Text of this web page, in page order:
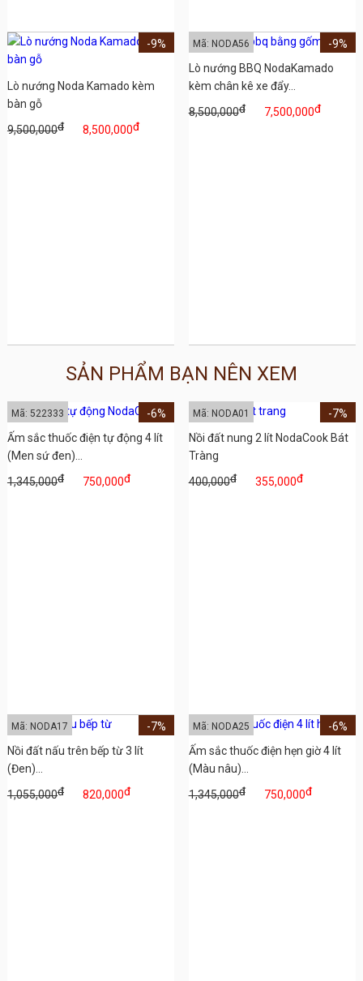
Lò nướng Noda Kamado kèm
bàn gỗ
9,500,000đ 8,500,000đ
-9%
Lò nướng BBQ NodaKamado
kèm chân kê xe đẩy...
8,500,000đ 7,500,000đ
-9%
Mã: NODA56
SẢN PHẨM BẠN NÊN XEM
Ấm sắc thuốc điện tự động 4 lít
(Men sứ đen)...
1,345,000đ 750,000đ
-6%
Mã: 522333
Nồi đất nung 2 lít NodaCook Bát
Tràng
400,000đ 355,000đ
-7%
Mã: NODA01
Nồi đất nấu trên bếp từ 3 lít
(Đen)...
1,055,000đ 820,000đ
-7%
Mã: NODA17
Ấm sắc thuốc điện hẹn giờ 4 lít
(Màu nâu)...
1,345,000đ 750,000đ
-6%
Mã: NODA25